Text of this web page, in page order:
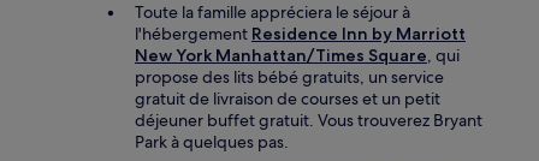
Toute la famille appréciera le séjour à
l'hébergement Residence Inn by Marriott
New York Manhattan/Times Square, qui
propose des lits bébé gratuits, un service
gratuit de livraison de courses et un petit
déjeuner buffet gratuit. Vous trouverez Bryant
Park à quelques pas.